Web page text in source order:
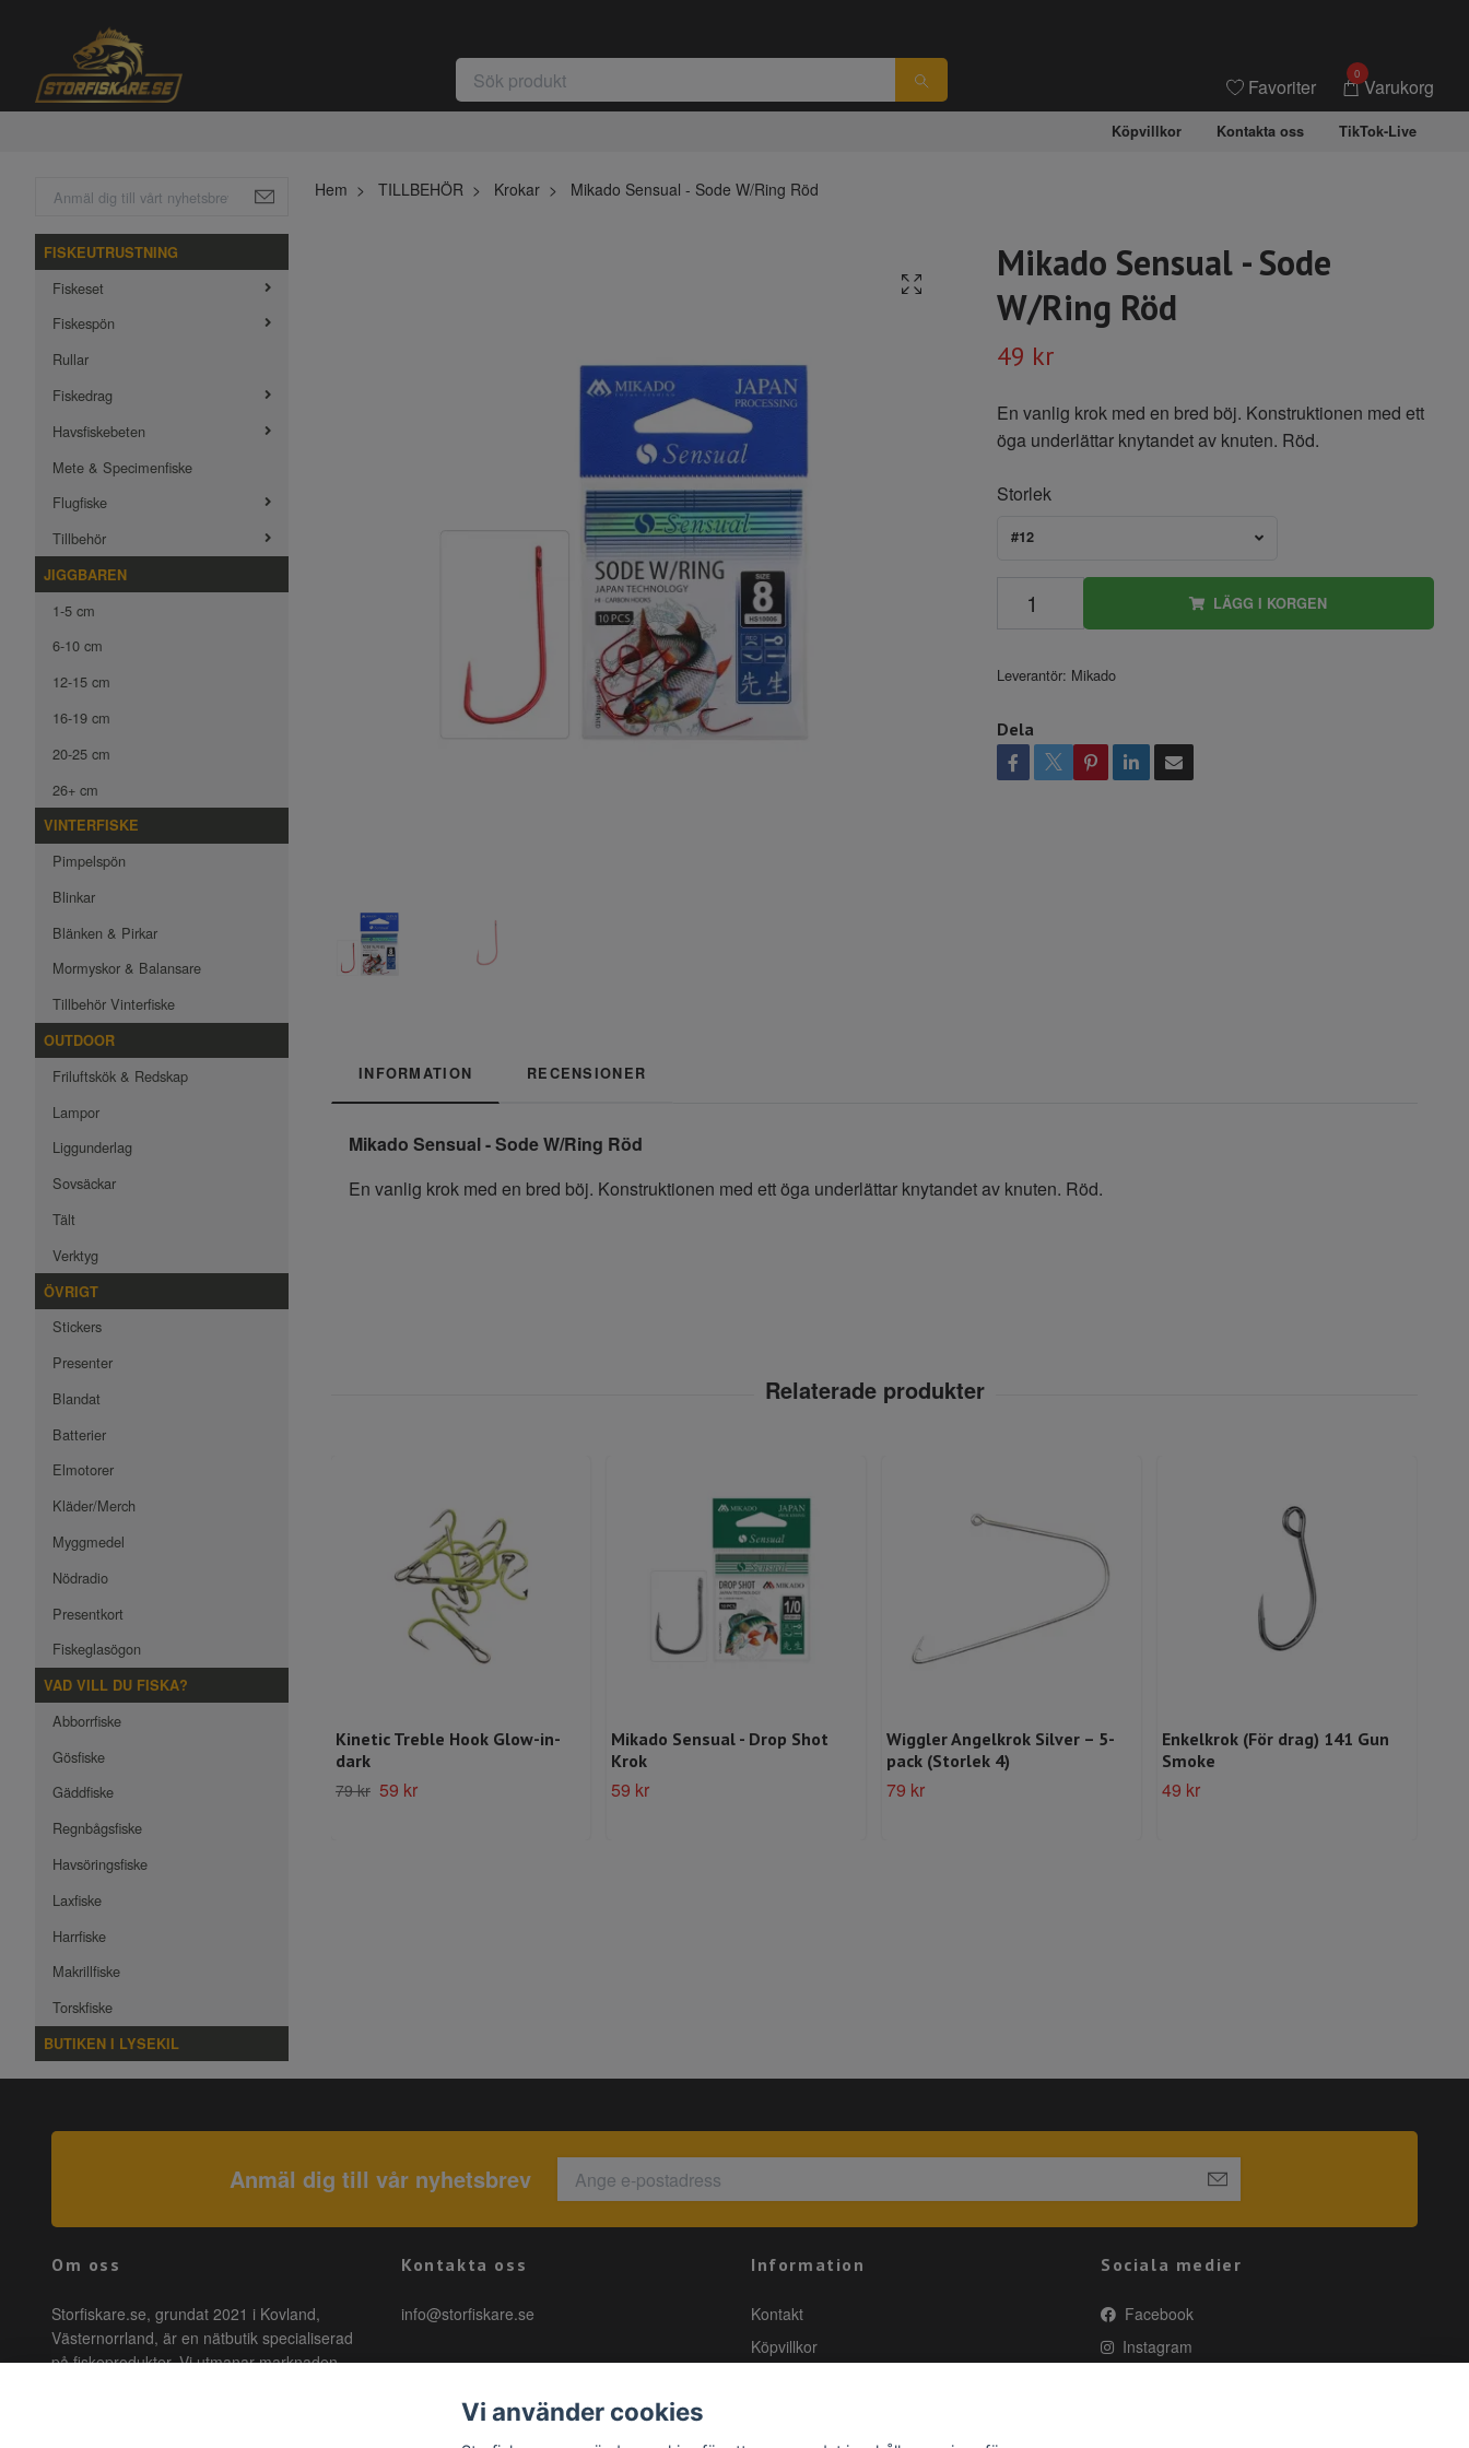
Favoriter
0
Varukorg
Köpvillkor Kontakta oss TikTok-Live
FISKEUTRUSTNING
Fiskeset
Fiskespön
Rullar
Fiskedrag
Havsfiskebeten
Mete & Specimenfiske
Flugfiske
Tillbehör
JIGGBAREN
1-5 cm
6-10 cm
12-15 cm
16-19 cm
20-25 cm
26+ cm
VINTERFISKE
Pimpelspön
Blinkar
Blänken & Pirkar
Mormyskor & Balansare
Tillbehör Vinterfiske
OUTDOOR
Friluftskök & Redskap
Lampor
Liggunderlag
Sovsäckar
Tält
Verktyg
ÖVRIGT
Stickers
Presenter
Blandat
Batterier
Elmotorer
Kläder/Merch
Myggmedel
Nödradio
Presentkort
Fiskeglasögon
VAD VILL DU FISKA?
Abborrfiske
Gösfiske
Gäddfiske
Regnbågsfiske
Havsöringsfiske
Laxfiske
Harrfiske
Makrillfiske
Torskfiske
BUTIKEN I LYSEKIL
Hem TILLBEHÖR Krokar Mikado Sensual - Sode W/Ring Röd
Mikado Sensual - Sode
W/Ring Röd
49 kr
En vanlig krok med en bred böj. Konstruktionen med ett
öga underlättar knytandet av knuten. Röd.
Storlek
#12
LÄGG I KORGEN
Leverantör: Mikado
Dela
INFORMATION RECENSIONER
Mikado Sensual - Sode W/Ring Röd
En vanlig krok med en bred böj. Konstruktionen med ett öga underlättar knytandet av knuten. Röd.
Kinetic Treble Hook Glow-in-
dark
79 kr 59 kr
Mikado Sensual - Drop Shot
Krok
59 kr
Wiggler Angelkrok Silver – 5-
pack (Storlek 4)
79 kr
Enkelkrok (För drag) 141 Gun
Smoke
49 kr
Anmäl dig till vår nyhetsbrev
Om oss
Storfiskare.se, grundat 2021 i Kovland,
Västernorrland, är en nätbutik specialiserad
på fiskeprodukter. Vi utmanar marknaden
Kontakta oss
info@storfiskare.se
Information
Kontakt
Köpvillkor
Sociala medier
Facebook
Instagram
Vi använder cookies